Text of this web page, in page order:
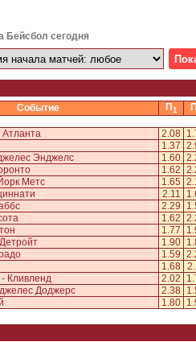
Бейсбол сегодня
Событие П1
2.08
1.37
Энджелс 1.60
1.62
Метс 1.65
2.11
2.29
1.62
1.77
1.90
1.59
1.68
- Кливленд 2.02
Доджерс 2.38
1.80